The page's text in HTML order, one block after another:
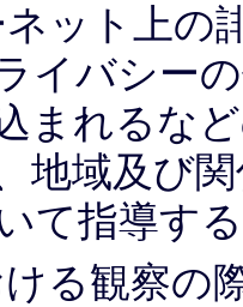
ット上の
イバシー
まれるな
地域及び
て指導す
る観察の